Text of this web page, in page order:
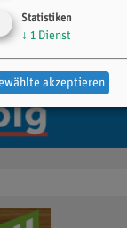
Statistiken
↓ 1 Dienst
akzeptieren